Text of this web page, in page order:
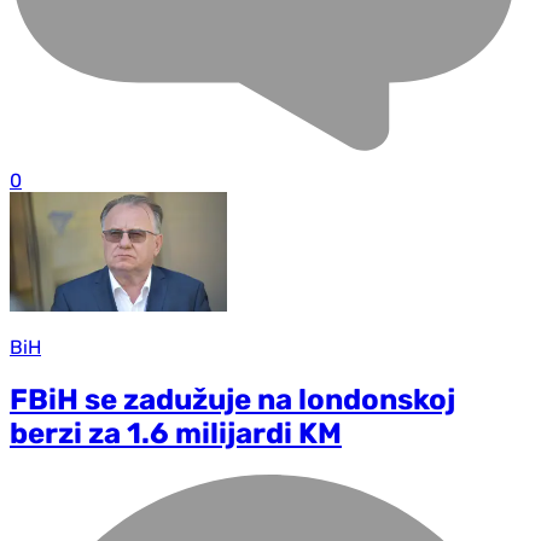
0
BiH
FBiH se zadužuje na londonskoj
berzi za 1.6 milijardi KM